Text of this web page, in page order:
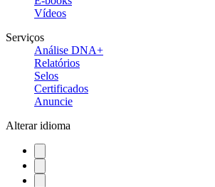
Vídeos
Serviços
Análise DNA+
Relatórios
Selos
Certificados
Anuncie
Alterar idioma